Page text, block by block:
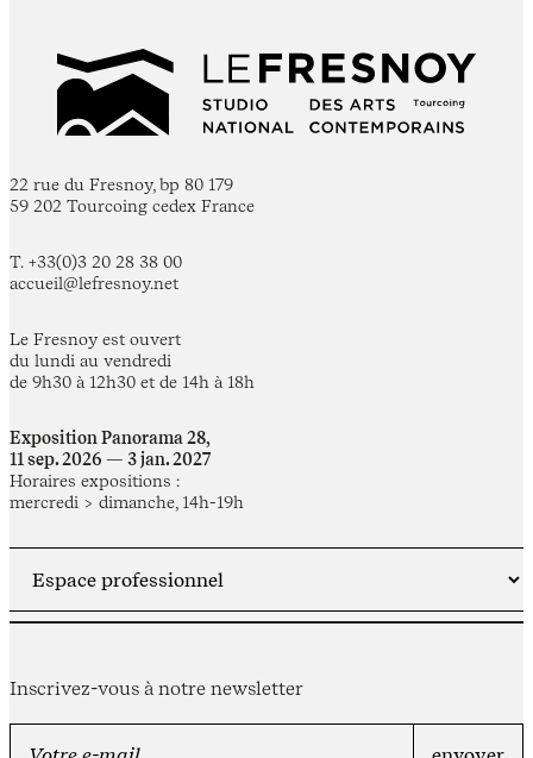
22 rue du Fresnoy, bp 80 179
59 202 Tourcoing cedex France
T. +33(0)3 20 28 38 00
accueil@lefresnoy.net
Le Fresnoy est ouvert
du lundi au vendredi
de 9h30 à 12h30 et de 14h à 18h
Exposition Panorama 28,
11 sep. 2026 — 3 jan. 2027
Horaires expositions :
mercredi > dimanche, 14h-19h
Inscrivez-vous à notre newsletter